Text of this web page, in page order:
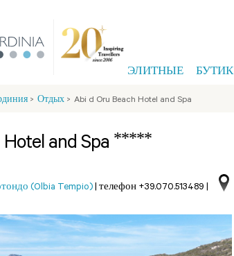
ЭЛИТНЫЕ БУТИК
> Отдых > Abi d Oru Beach Hotel and Spa
and Spa *****
(Olbia Tempio) | телефон +39.070.513489 |